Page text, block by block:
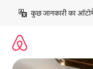
छोड़कर
कॉन्टेंट
कुछ जानकारी का